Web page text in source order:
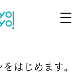
はじめます。